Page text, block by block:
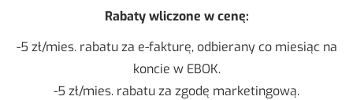
Ra­ba­ty wli­czo­ne w cenę:
-5 zł/mies. ra­ba­tu za e-fak­tu­rę, od­bie­ra­ny co mie­siąc na
kon­cie w EBOK.
-5 zł/mies. ra­ba­tu za zgodę mar­ke­tin­go­wą.